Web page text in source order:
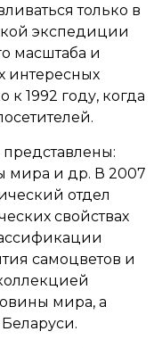
только в
экспедиции
масштаба и
интересных
к 1992 году, когда
мира и др. В 2007
отдел
свойствах
самоцветов и
мира, а